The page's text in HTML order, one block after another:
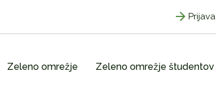
Prijava
Zeleno omrežje Zeleno omrežje študentov